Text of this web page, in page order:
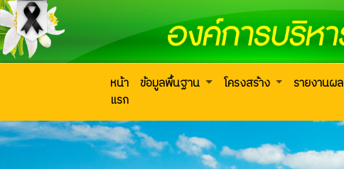
หน้า
แรก
ข้อมูลพื้นฐาน โครงสร้าง รายงานผล